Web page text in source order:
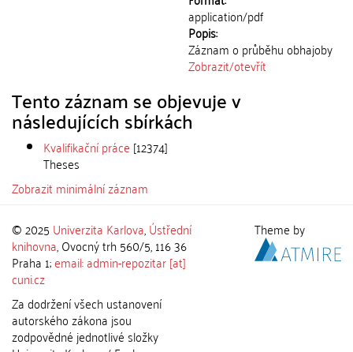
application/pdf
Popis:
Záznam o průběhu obhajoby
Zobrazit/otevřít
Tento záznam se objevuje v
následujících sbírkách
Kvalifikační práce [12374]
Theses
Zobrazit minimální záznam
© 2025 Univerzita Karlova,Ústřední
knihovna, Ovocný trh 560/5, 116 36
Praha 1;email: admin-repozitar [at]
cuni.cz
Za dodržení všech ustanovení
autorského zákona jsou
zodpovědné jednotlivé složky
Theme by